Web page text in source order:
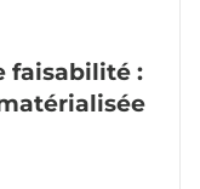
faisabilité :